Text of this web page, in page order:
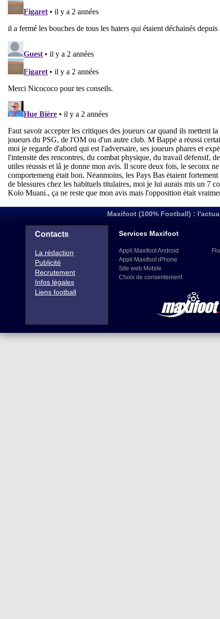
Maxifoot (100% Football) :
Contacts
La rédaction
Publicité
Recrutement
Infos légales
Liens football
Services Maxifoot
Appli Maxifoot Android
Appli Maxifoot iPhone
Site web Mobile
Choix de consentement